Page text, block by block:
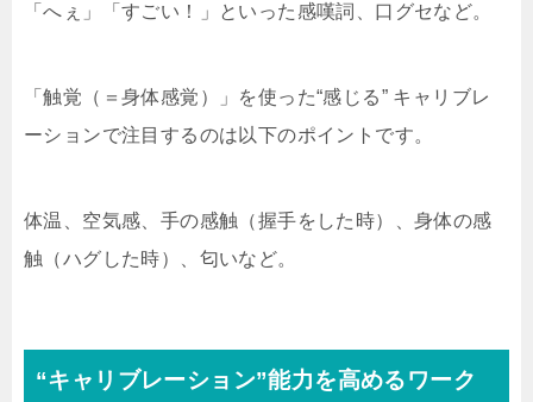
「へぇ」「すごい！」といった感嘆詞、口グセなど。
「触覚（＝身体感覚）」を使った“感じる” キャリブレ
ーションで注目するのは以下のポイントです。
体温、空気感、手の感触（握手をした時）、身体の感
触（ハグした時）、匂いなど。
“キャリブレーション”能力を高めるワーク